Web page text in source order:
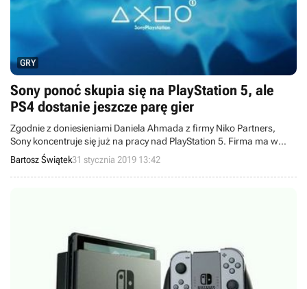
GRY
Sony ponoć skupia się na PlayStation 5, ale
PS4 dostanie jeszcze parę gier
Zgodnie z doniesieniami Daniela Ahmada z firmy Niko Partners,
Sony koncentruje się już na pracy nad PlayStation 5. Firma ma w
zanadrzu jeszcze kilka gier, ale nie jest pewne, na którą z platform
trafią.
Bartosz Świątek31 stycznia 2019 13:42